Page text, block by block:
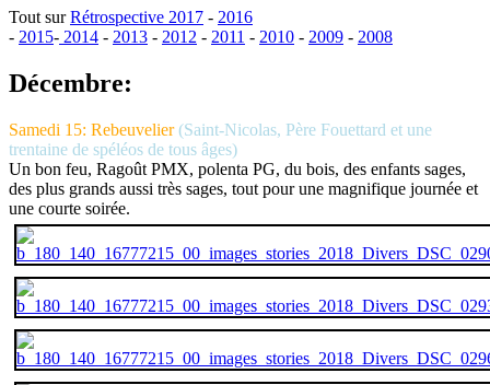
Tout surRétrospective 2017 - 2016
- 2015- 2014 - 2013 - 2012 - 2011 - 2010 - 2009 - 2008
Décembre:
Samedi 15: Rebeuvelier (Saint-Nicolas, Père Fouettard et une
trentaine de spéléos de tous âges)
Un bon feu, Ragoût PMX, polenta PG, du bois, des enfants sages,
des plus grands aussi très sages, tout pour une magnifique journée et
une courte soirée.